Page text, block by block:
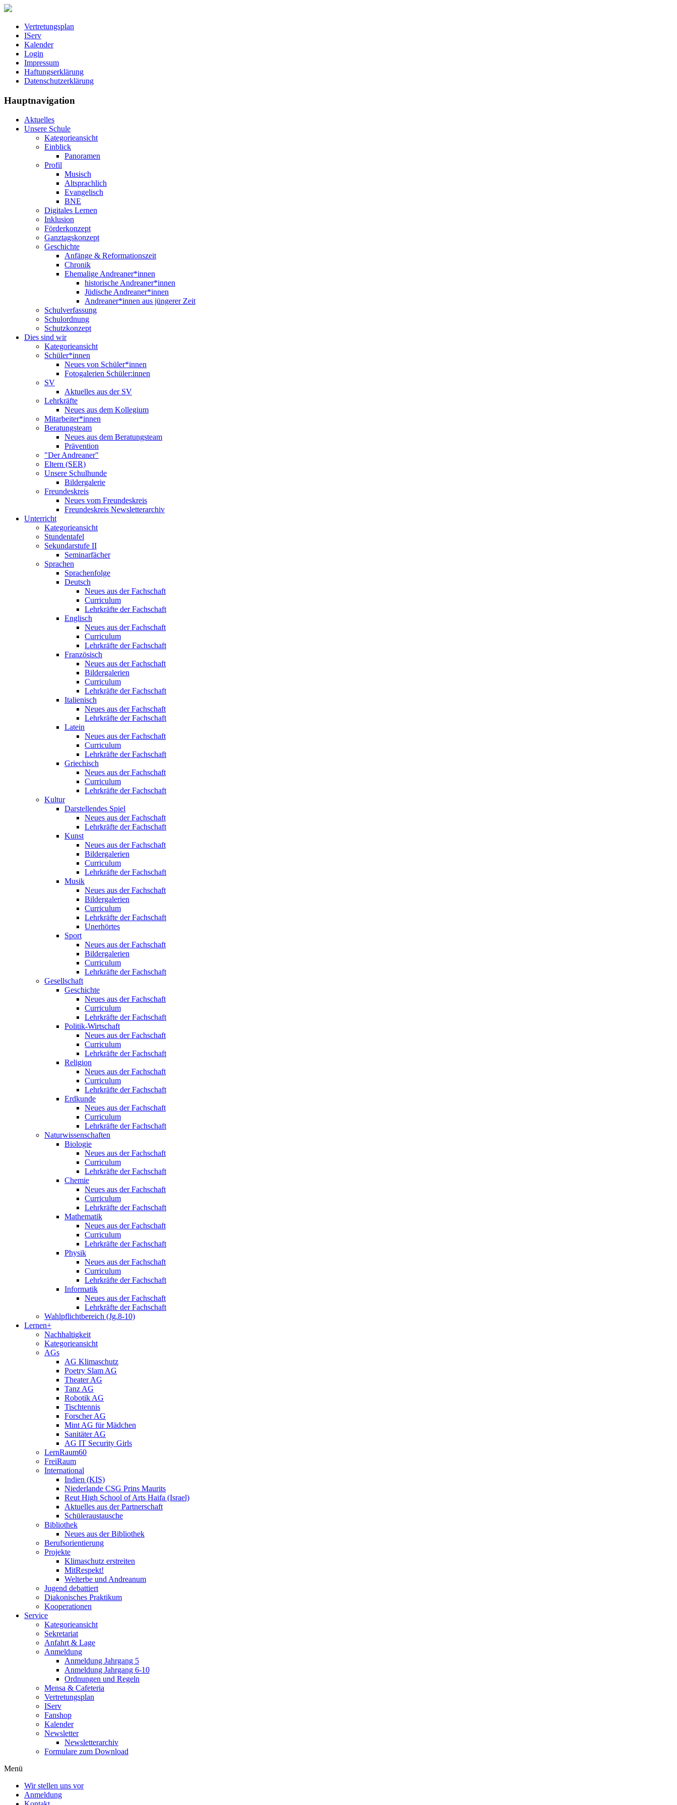
Vertretungsplan
IServ
Kalender
Login
Impressum
Haftungserklärung
Datenschutzerklärung
Hauptnavigation
Aktuelles
Unsere Schule
Kategorieansicht
Einblick
Panoramen
Profil
Musisch
Altsprachlich
Evangelisch
BNE
Digitales Lernen
Inklusion
Förderkonzept
Ganztagskonzept
Geschichte
Anfänge & Reformationszeit
Chronik
Ehemalige Andreaner*innen
historische Andreaner*innen
Jüdische Andreaner*innen
Andreaner*innen aus jüngerer Zeit
Schulverfassung
Schulordnung
Schutzkonzept
Dies sind wir
Kategorieansicht
Schüler*innen
Neues von Schüler*innen
Fotogalerien Schüler:innen
SV
Aktuelles aus der SV
Lehrkräfte
Neues aus dem Kollegium
Mitarbeiter*innen
Beratungsteam
Neues aus dem Beratungsteam
Prävention
"Der Andreaner"
Eltern (SER)
Unsere Schulhunde
Bildergalerie
Freundeskreis
Neues vom Freundeskreis
Freundeskreis Newsletterarchiv
Unterricht
Kategorieansicht
Stundentafel
Sekundarstufe II
Seminarfächer
Sprachen
Sprachenfolge
Deutsch
Neues aus der Fachschaft
Curriculum
Lehrkräfte der Fachschaft
Englisch
Neues aus der Fachschaft
Curriculum
Lehrkräfte der Fachschaft
Französisch
Neues aus der Fachschaft
Bildergalerien
Curriculum
Lehrkräfte der Fachschaft
Italienisch
Neues aus der Fachschaft
Lehrkräfte der Fachschaft
Latein
Neues aus der Fachschaft
Curriculum
Lehrkräfte der Fachschaft
Griechisch
Neues aus der Fachschaft
Curriculum
Lehrkräfte der Fachschaft
Kultur
Darstellendes Spiel
Neues aus der Fachschaft
Lehrkräfte der Fachschaft
Kunst
Neues aus der Fachschaft
Bildergalerien
Curriculum
Lehrkräfte der Fachschaft
Musik
Neues aus der Fachschaft
Bildergalerien
Curriculum
Lehrkräfte der Fachschaft
Unerhörtes
Sport
Neues aus der Fachschaft
Bildergalerien
Curriculum
Lehrkräfte der Fachschaft
Gesellschaft
Geschichte
Neues aus der Fachschaft
Curriculum
Lehrkräfte der Fachschaft
Politik-Wirtschaft
Neues aus der Fachschaft
Curriculum
Lehrkräfte der Fachschaft
Religion
Neues aus der Fachschaft
Curriculum
Lehrkräfte der Fachschaft
Erdkunde
Neues aus der Fachschaft
Curriculum
Lehrkräfte der Fachschaft
Naturwissenschaften
Biologie
Neues aus der Fachschaft
Curriculum
Lehrkräfte der Fachschaft
Chemie
Neues aus der Fachschaft
Curriculum
Lehrkräfte der Fachschaft
Mathematik
Neues aus der Fachschaft
Curriculum
Lehrkräfte der Fachschaft
Physik
Neues aus der Fachschaft
Curriculum
Lehrkräfte der Fachschaft
Informatik
Neues aus der Fachschaft
Lehrkräfte der Fachschaft
Wahlpflichtbereich (Jg.8-10)
Lernen+
Nachhaltigkeit
Kategorieansicht
AGs
AG Klimaschutz
Poetry Slam AG
Theater AG
Tanz AG
Robotik AG
Tischtennis
Forscher AG
Mint AG für Mädchen
Sanitäter AG
AG IT Security Girls
LernRaum60
FreiRaum
International
Indien (KIS)
Niederlande CSG Prins Maurits
Reut High School of Arts Haifa (Israel)
Aktuelles aus der Partnerschaft
Schüleraustausche
Bibliothek
Neues aus der Bibliothek
Berufsorientierung
Projekte
Klimaschutz erstreiten
MitRespekt!
Welterbe und Andreanum
Jugend debattiert
Diakonisches Praktikum
Kooperationen
Service
Kategorieansicht
Sekretariat
Anfahrt & Lage
Anmeldung
Anmeldung Jahrgang 5
Anmeldung Jahrgang 6-10
Ordnungen und Regeln
Mensa & Cafeteria
Vertretungsplan
IServ
Fanshop
Kalender
Newsletter
Newsletterarchiv
Formulare zum Download
Menü
Wir stellen uns vor
Anmeldung